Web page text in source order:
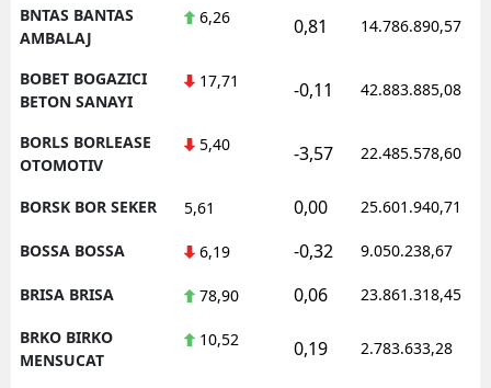
BNTAS BANTAS
AMBALAJ
6,26 0,81 14.786.890,57
BOBET BOGAZICI
BETON SANAYI
17,71 -0,11 42.883.885,08
BORLS BORLEASE
OTOMOTIV
5,40 -3,57 22.485.578,60
BORSK BOR SEKER 5,61 0,00 25.601.940,71
BOSSA BOSSA 6,19 -0,32 9.050.238,67
BRISA BRISA 78,90 0,06 23.861.318,45
BRKO BIRKO
MENSUCAT
10,52 0,19 2.783.633,28